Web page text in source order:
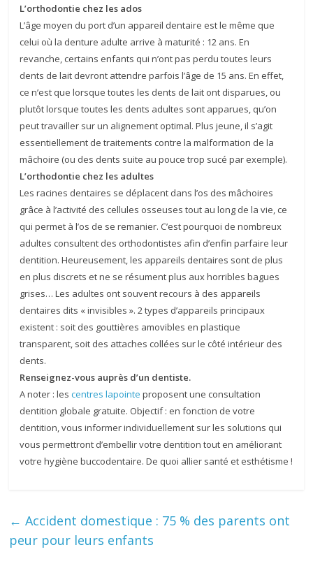
L’orthodontie chez les ados
L’âge moyen du port d’un appareil dentaire est le même que
celui où la denture adulte arrive à maturité : 12 ans. En
revanche, certains enfants qui n’ont pas perdu toutes leurs
dents de lait devront attendre parfois l’âge de 15 ans. En effet,
ce n’est que lorsque toutes les dents de lait ont disparues, ou
plutôt lorsque toutes les dents adultes sont apparues, qu’on
peut travailler sur un alignement optimal. Plus jeune, il s’agit
essentiellement de traitements contre la malformation de la
mâchoire (ou des dents suite au pouce trop sucé par exemple).
L’orthodontie chez les adultes
Les racines dentaires se déplacent dans l’os des mâchoires
grâce à l’activité des cellules osseuses tout au long de la vie, ce
qui permet à l’os de se remanier. C’est pourquoi de nombreux
adultes consultent des orthodontistes afin d’enfin parfaire leur
dentition. Heureusement, les appareils dentaires sont de plus
en plus discrets et ne se résument plus aux horribles bagues
grises… Les adultes ont souvent recours à des appareils
dentaires dits « invisibles ». 2 types d’appareils principaux
existent : soit des gouttières amovibles en plastique
transparent, soit des attaches collées sur le côté intérieur des
dents.
Renseignez-vous auprès d’un dentiste.
A noter : lescentres lapointe proposent une consultation
dentition globale gratuite. Objectif : en fonction de votre
dentition, vous informer individuellement sur les solutions qui
vous permettront d’embellir votre dentition tout en améliorant
votre hygiène buccodentaire. De quoi allier santé et esthétisme !
← Accident domestique : 75 % des parents ont
peur pour leurs enfants